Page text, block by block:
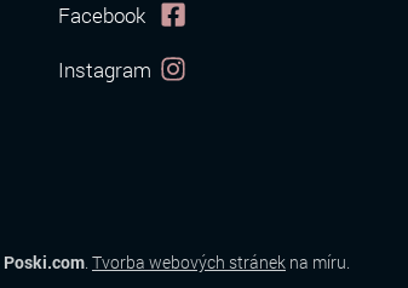
Facebook
Instagram
Poski.com. Tvorba webových stránek na míru.